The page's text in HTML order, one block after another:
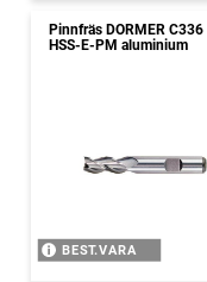
Pinnfräs DORMER C336
HSS-E-PM aluminium
BEST.VARA